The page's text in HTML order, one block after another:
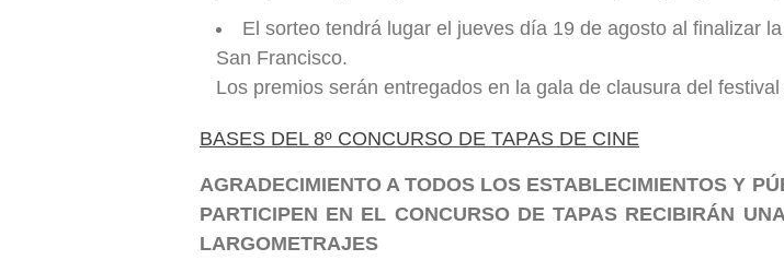
El sorteo tendrá lugar el jueves día 19 de agosto al finalizar
San Francisco.
Los premios serán entregados en la gala de clausura del
BASES DEL 8º CONCURSO DE TAPAS DE CINE
AGRADECIMIENTO A TODOS LOS ESTABLECIMIENTOS Y
PARTICIPEN EN EL CONCURSO DE TAPAS RECIBIRÁN
LARGOMETRAJES